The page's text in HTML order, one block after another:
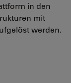
in den
mit
werden.